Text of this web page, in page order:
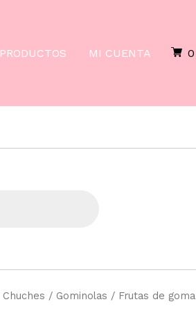
PRODUCTOS MI CUENTA 0
/ Gominolas / Frutas de goma